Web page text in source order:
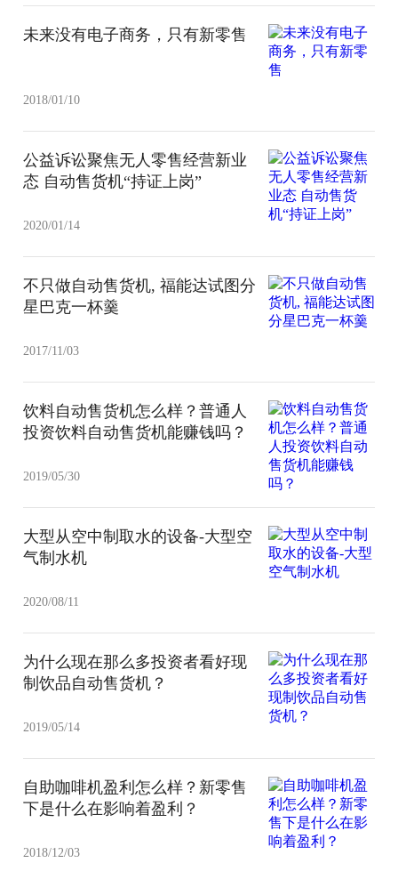
未来没有电子商务，只有新零售
2018/01/10
公益诉讼聚焦无人零售经营新业
态 自动售货机“持证上岗”
2020/01/14
不只做自动售货机, 福能达试图分
星巴克一杯羹
2017/11/03
饮料自动售货机怎么样？普通人
投资饮料自动售货机能赚钱吗？
2019/05/30
大型从空中制取水的设备-大型空
气制水机
2020/08/11
为什么现在那么多投资者看好现
制饮品自动售货机？
2019/05/14
自助咖啡机盈利怎么样？新零售
下是什么在影响着盈利？
2018/12/03